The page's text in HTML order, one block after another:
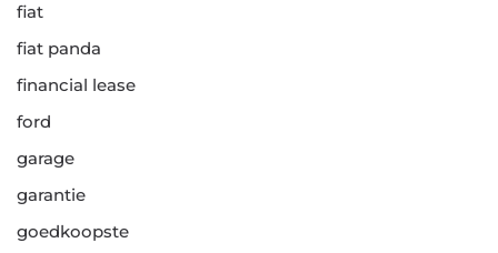
fiat
fiat panda
financial lease
ford
garage
garantie
goedkoopste